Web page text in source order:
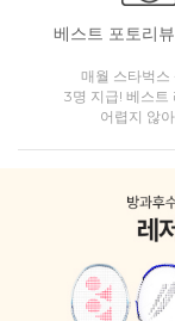
베스트 포토리
매월 스타벅스
3명 지급! 베스트
어렵지 않